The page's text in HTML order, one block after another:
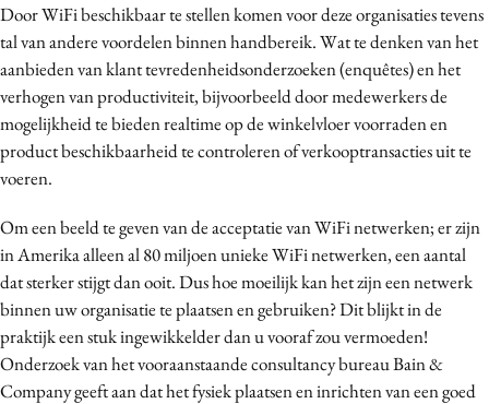
Programmatic
Purpose Marketing
Reputatie & crisis
Door WiFi beschikbaar te stellen komen voor deze organisaties tevens
tal van andere voordelen binnen handbereik. Wat te denken van het
aanbieden van klant tevredenheidsonderzoeken (enquêtes) en het
verhogen van productiviteit, bijvoorbeeld door medewerkers de
mogelijkheid te bieden realtime op de winkelvloer voorraden en
product beschikbaarheid te controleren of verkooptransacties uit te
voeren.
Om een beeld te geven van de acceptatie van WiFi netwerken; er zijn
in Amerika alleen al 80 miljoen unieke WiFi netwerken, een aantal
dat sterker stijgt dan ooit. Dus hoe moeilijk kan het zijn een netwerk
binnen uw organisatie te plaatsen en gebruiken? Dit blijkt in de
praktijk een stuk ingewikkelder dan u vooraf zou vermoeden!
Onderzoek van het vooraanstaande consultancy bureau Bain &
Company geeft aan dat het fysiek plaatsen en inrichten van een goed